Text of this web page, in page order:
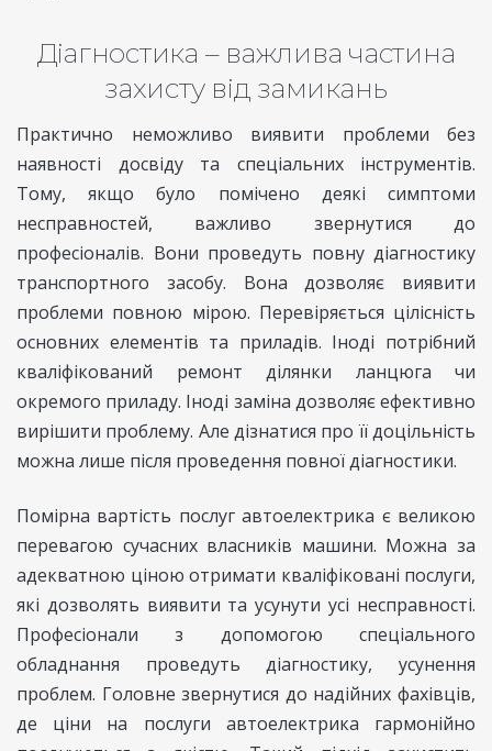
Діагностика – важлива частина
захисту від замикань
Практично неможливо виявити проблеми без
наявності досвіду та спеціальних інструментів.
Тому, якщо було помічено деякі симптоми
несправностей, важливо звернутися до
професіоналів. Вони проведуть повну діагностику
транспортного засобу. Вона дозволяє виявити
проблеми повною мірою. Перевіряється цілісність
основних елементів та приладів. Іноді потрібний
кваліфікований ремонт ділянки ланцюга чи
окремого приладу. Іноді заміна дозволяє ефективно
вирішити проблему. Але дізнатися про її доцільність
можна лише після проведення повної діагностики.
Помірна вартість послуг автоелектрика є великою
перевагою сучасних власників машини. Можна за
адекватною ціною отримати кваліфіковані послуги,
які дозволять виявити та усунути усі несправності.
Професіонали з допомогою спеціального
обладнання проведуть діагностику, усунення
проблем. Головне звернутися до надійних фахівців,
де ціни на послуги автоелектрика гармонійно